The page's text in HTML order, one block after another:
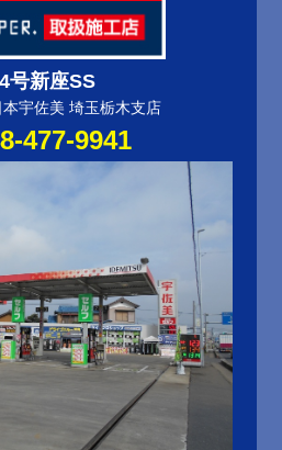
号新座SS
宇佐美 埼玉栃木支店
477-9941